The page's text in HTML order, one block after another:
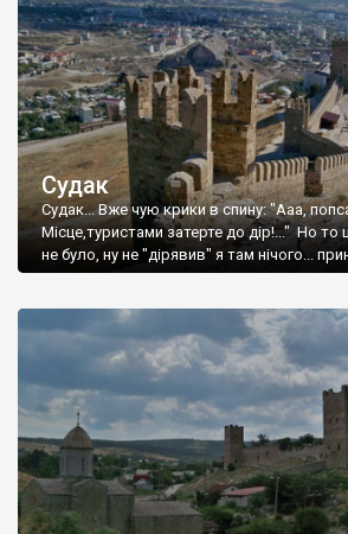
Судак
Судак... Вже чую крики в спину: "Ааа,
Місце,туристами затерте до дір!..." Но
не було, ну не "дірявив" я там нічого...